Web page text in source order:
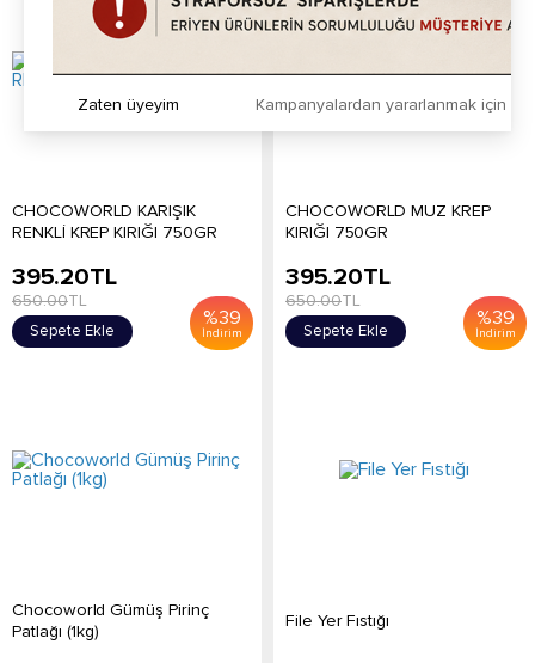
CHOCOWORLD KARIŞIK
RENKLİ KREP KIRIĞI 750GR
%39
İndirim
395.20TL
650.00TL
Sepete Ekle
CHOCOWORLD MUZ KREP
KIRIĞI 750GR
%39
İndirim
395.20TL
650.00TL
Sepete Ekle
Chocoworld Gümüş Pirinç
Patlağı (1kg)
File Yer Fıstığı
Kampanyalardan yararlanmak için
Zaten üyeyim